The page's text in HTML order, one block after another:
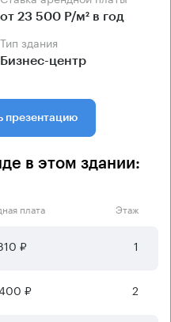
от 23 500 Р/м² в год
Тип здания
Бизнес-центр
презентацию
в этом здании:
плата Этаж
₽ 1
₽ 2